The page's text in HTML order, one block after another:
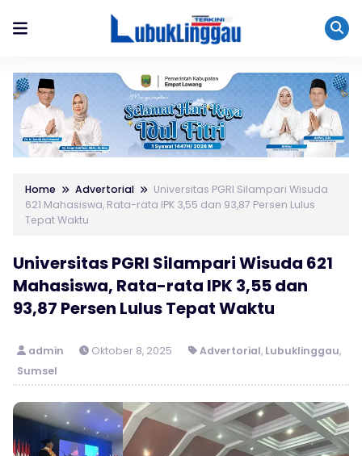
Home Advertorial
Universitas PGRI Silampari Wisuda
621 Mahasiswa, Rata-rata IPK 3,55 dan 93,87 Persen Lulus
Tepat Waktu
Universitas PGRI Silampari Wisuda 621
Mahasiswa, Rata-rata IPK 3,55 dan
93,87 Persen Lulus Tepat Waktu
admin Oktober 8, 2025 Advertorial, Lubuklinggau,
Sumsel